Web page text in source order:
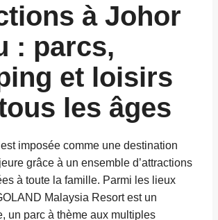
à Johor
: parcs,
et loisirs
les âges
imposée comme une destination
grâce à un ensemble d’attractions
à toute la famille. Parmi les lieux
Malaysia Resort est un
un parc à thème aux multiples